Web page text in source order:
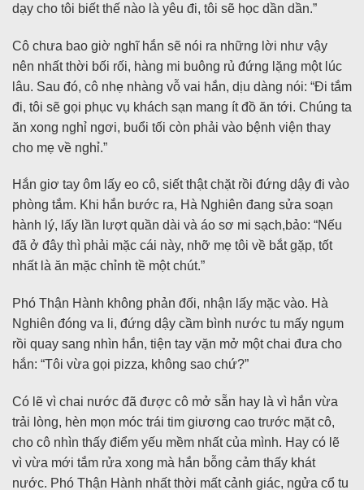
dạy cho tôi biết thế nào là yêu đi, tôi sẽ học dần dần.”
Cô chưa bao giờ nghĩ hắn sẽ nói ra những lời như vậy
nên nhất thời bối rối, hàng mi buông rủ đứng lặng một lúc
lâu. Sau đó, cô nhẹ nhàng vỗ vai hắn, dịu dàng nói: “Đi tắm
đi, tôi sẽ gọi phục vụ khách sạn mang ít đồ ăn tới. Chúng ta
ăn xong nghỉ ngơi, buổi tối còn phải vào bệnh viện thay
cho mẹ về nghỉ.”
Hắn giơ tay ôm lấy eo cô, siết thật chặt rồi đứng dậy đi vào
phòng tắm. Khi hắn bước ra, Hà Nghiên đang sửa soạn
hành lý, lấy lần lượt quần dài và áo sơ mi sạch,bảo: “Nếu
đã ở đây thì phải mặc cái này, nhỡ mẹ tôi về bắt gặp, tốt
nhất là ăn mặc chỉnh tề một chút.”
Phó Thận Hành không phản đối, nhận lấy mặc vào. Hà
Nghiên đóng va li, đứng dậy cầm bình nước tu mấy ngụm
rồi quay sang nhìn hắn, tiện tay vặn mở một chai đưa cho
hắn: “Tôi vừa gọi pizza, không sao chứ?”
Có lẽ vì chai nước đã được cô mở sẵn hay là vì hắn vừa
trải lòng, hèn mọn móc trái tim giương cao trước mặt cô,
cho cô nhìn thấy điểm yếu mềm nhất của mình. Hay có lẽ
vì vừa mới tắm rửa xong mà hắn bỗng cảm thấy khát
nước. Phó Thận Hành nhất thời mất cảnh giác, ngửa cổ tu